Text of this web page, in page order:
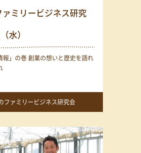
ァミリービジネス研究
水）
報」の巻 創業の想いと歴史を語れ
ファミリービジネス研究会